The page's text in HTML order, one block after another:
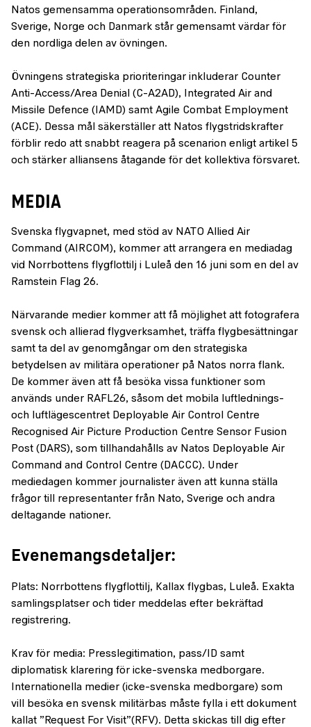
Natos gemensamma operationsområden. Finland,
Sverige, Norge och Danmark står gemensamt värdar för
den nordliga delen av övningen.
Övningens strategiska prioriteringar inkluderar Counter
Anti-Access/Area Denial (C-A2AD), Integrated Air and
Missile Defence (IAMD) samt Agile Combat Employment
(ACE). Dessa mål säkerställer att Natos flygstridskrafter
förblir redo att snabbt reagera på scenarion enligt artikel 5
och stärker alliansens åtagande för det kollektiva försvaret.
MEDIA
Svenska flygvapnet, med stöd av NATO Allied Air
Command (AIRCOM), kommer att arrangera en mediadag
vid Norrbottens flygflottilj i Luleå den 16 juni som en del av
Ramstein Flag 26.
Närvarande medier kommer att få möjlighet att fotografera
svensk och allierad flygverksamhet, träffa flygbesättningar
samt ta del av genomgångar om den strategiska
betydelsen av militära operationer på Natos norra flank.
De kommer även att få besöka vissa funktioner som
används under RAFL26, såsom det mobila luftlednings-
och luftlägescentret Deployable Air Control Centre
Recognised Air Picture Production Centre Sensor Fusion
Post (DARS), som tillhandahålls av Natos Deployable Air
Command and Control Centre (DACCC). Under
mediedagen kommer journalister även att kunna ställa
frågor till representanter från Nato, Sverige och andra
deltagande nationer.
Evenemangsdetaljer:
Plats: Norrbottens flygflottilj, Kallax flygbas, Luleå. Exakta
samlingsplatser och tider meddelas efter bekräftad
registrering.
Krav för media: Presslegitimation, pass/ID samt
diplomatisk klarering för icke-svenska medborgare.
Internationella medier (icke-svenska medborgare) som
vill besöka en svensk militärbas måste fylla i ett dokument
kallat ”Request For Visit”(RFV). Detta skickas till dig efter